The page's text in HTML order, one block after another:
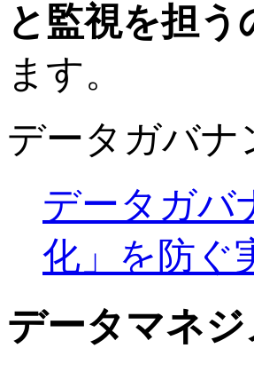
と監視を担
ます。
データガバ
データガバ
化」を防ぐ
データマネ